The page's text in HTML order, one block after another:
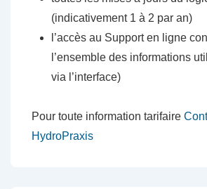
(indicativement 1 à 2 par an)
l’accès au Support en ligne
l’ensemble des informations
via l’interface)
Pour toute information tarifaire
HydroPraxis